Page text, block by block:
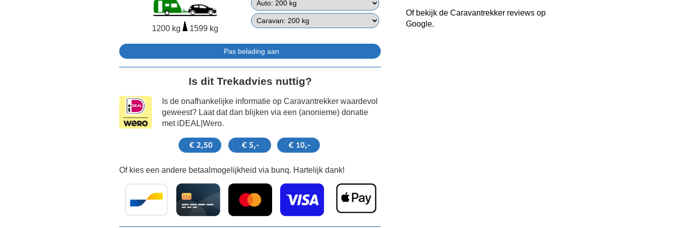
1200 kg 1599 kg
Is dit Trekadvies nuttig?
Is de onafhankelijke informatie op Caravantrekker waardevol
geweest? Laat dat dan blijken via een (anonieme) donatie
met iDEAL|Wero.
Of kies een andere betaalmogelijkheid via bunq. Hartelijk dank!
Of bekijk de Caravantrekker reviews op
Google.